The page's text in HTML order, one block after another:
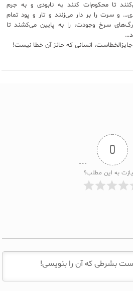
تا محکوم‌ات کنند به نابودی و به جرم
و سرت را بر دار می‌زنند و تار و پود تمام
سرخ وجودت، را به پایین می‌کشند تا
جایزالخطاست، انسانی که حائز آن خطا نیست!
0
به این مطلب؟